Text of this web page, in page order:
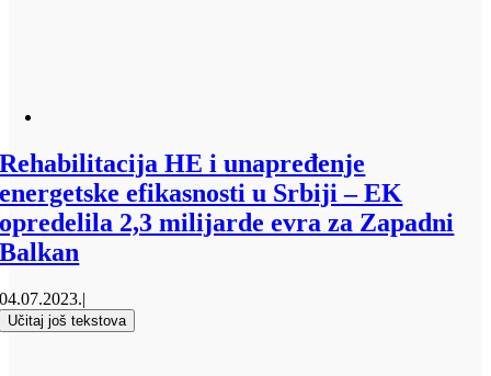
Rehabilitacija HE i unapređenje
energetske efikasnosti u Srbiji – EK
opredelila 2,3 milijarde evra za Zapadni
Balkan
04.07.2023.|
Učitaj još tekstova